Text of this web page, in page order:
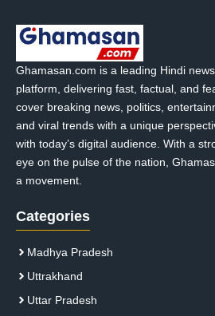
Ghamasan.com is a leading Hindi
platform, delivering fast, factual, and
cover breaking news, politics,
and viral trends with a unique
with today’s digital audience. With a
eye on the pulse of the nation,
a movement.
Categories
Madhya Pradesh
Uttrakhand
Uttar Pradesh